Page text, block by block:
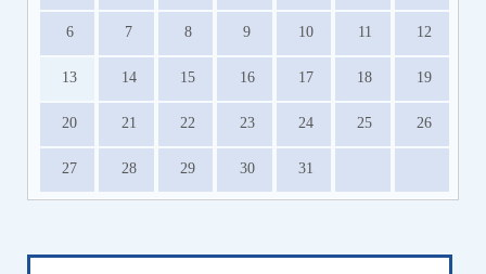
6 7 8 9 10 11 12
13 14 15 16 17 18 19
20 21 22 23 24 25 26
27 28 29 30 31